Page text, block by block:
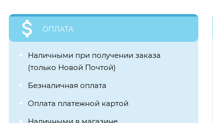
ОПЛАТА
Наличными при получении заказа
(только Новой Почтой)
Безналичная оплата
Оплата платежной картой